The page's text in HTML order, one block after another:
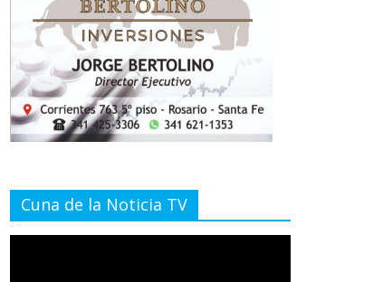
Cuna de la Noticia TV